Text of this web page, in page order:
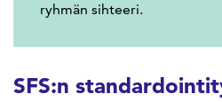
ryhmän sihteeri.
SFS:n